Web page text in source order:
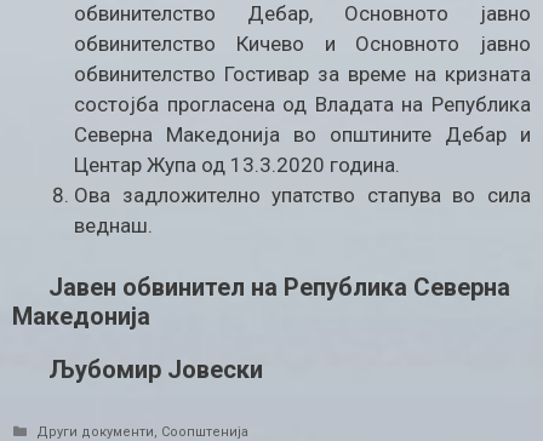
обвинителство Дебар, Основното јавно
обвинителство Кичево и Основното јавно
обвинителство Гостивар за време на кризната
состојба прогласена од Владата на Република
Северна Македонија во општините Дебар и
Центар Жупа од 13.3.2020 година.
Ова задложително упатство стапува во сила
веднаш.
Јавен обвинител на Република Северна
Македонија
Љубомир Јовески
Categories
Други документи, Соопштенија